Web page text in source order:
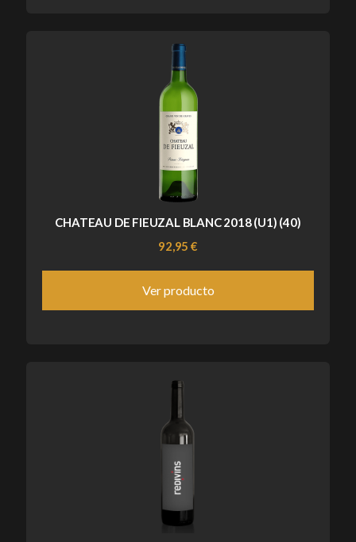
CHATEAU DE FIEUZAL BLANC 2018 (U1) (40)
92,95 €
Ver producto